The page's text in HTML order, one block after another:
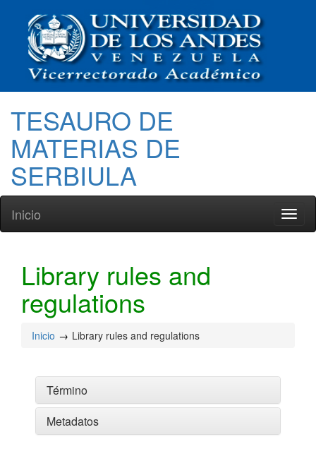
TESAURO DE
MATERIAS DE
SERBIULA
Inicio
Library rules and
regulations
Inicio Library rules and regulations
Término
Metadatos